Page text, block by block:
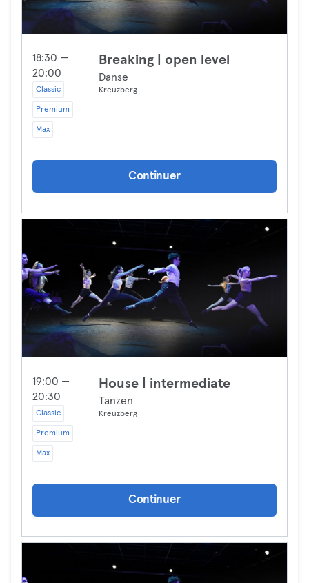
18:30 —
20:00
Classic
Premium
Max
Breaking | open level
Danse
Kreuzberg
Continuer
19:00 —
20:30
Classic
Premium
Max
House | intermediate
Tanzen
Kreuzberg
Continuer